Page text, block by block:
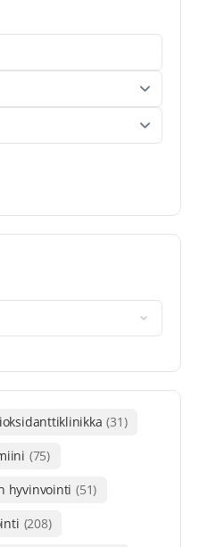
(31)
(75)
hyvinvointi (51)
(208)